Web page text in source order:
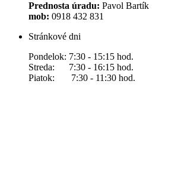
Prednosta úradu: Pavol Bartík
mob: 0918 432 831
Stránkové dni
Pondelok: 7:30 - 15:15 hod.
Streda: 7:30 - 16:15 hod.
Piatok: 7:30 - 11:30 hod.